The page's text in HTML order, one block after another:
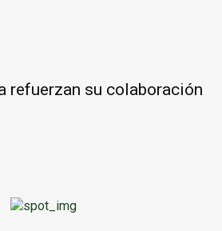
refuerzan su colaboración